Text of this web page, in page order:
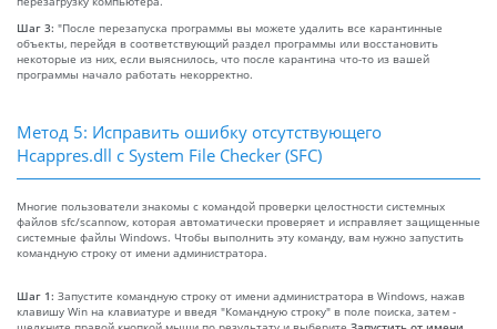
Шаг 3: "После перезапуска программы вы можете удалить все карантинные
объекты, перейдя в соответствующий раздел программы или восстановить
некоторые из них, если выяснилось, что после карантина что-то из вашей
программы начало работать некорректно.
Метод 5: Исправить ошибку отсутствующего
Hcappres.dll с System File Checker (SFC)
Многие пользователи знакомы с командой проверки целостности системных
файлов sfc/scannow, которая автоматически проверяет и исправляет защищенные
системные файлы Windows. Чтобы выполнить эту команду, вам нужно запустить
командную строку от имени администратора.
Шаг 1: Запустите командную строку от имени администратора в Windows, нажав
клавишу Win на клавиатуре и введя "Командную строку" в поле поиска, затем -